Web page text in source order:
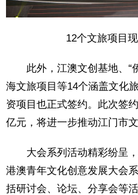
12个文旅项目现
此外，江澳文创基地、“
海文旅项目等14个涵盖文化
资项目也正式签约。此次签
亿元，将进一步推动江门市
大会系列活动精彩纷呈，
港澳青年文化创意发展大会
括研讨会、论坛、分享会等